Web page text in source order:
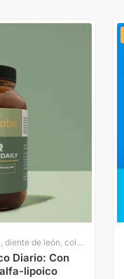
Cardo mariano, alcachofa, diente de león, colina
Diario: Con
lipoico